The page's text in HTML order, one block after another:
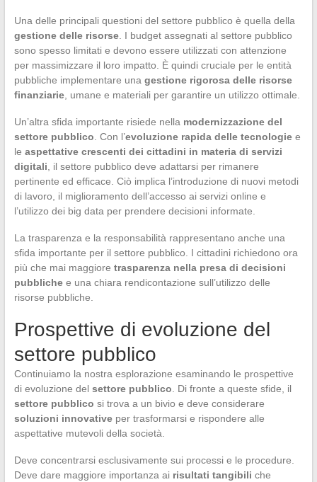
Una delle principali questioni del settore pubblico è quella della
gestione delle risorse. I budget assegnati al settore pubblico
sono spesso limitati e devono essere utilizzati con attenzione
per massimizzare il loro impatto. È quindi cruciale per le entità
pubbliche implementare una gestione rigorosa delle risorse
finanziarie, umane e materiali per garantire un utilizzo ottimale.
Un’altra sfida importante risiede nella modernizzazione del
settore pubblico . Con l’evoluzione rapida delle tecnologiee
le aspettative crescenti dei cittadini in materia di servizi
digitali , il settore pubblico deve adattarsi per rimanere
pertinente ed efficace. Ciò implica l’introduzione di nuovi metodi
di lavoro, il miglioramento dell’accesso ai servizi online e
l’utilizzo dei big data per prendere decisioni informate.
La trasparenza e la responsabilità rappresentano anche una
sfida importante per il settore pubblico. I cittadini richiedono ora
più che mai maggiore trasparenza nella presa di decisioni
pubblichee una chiara rendicontazione sull’utilizzo delle
risorse pubbliche.
Prospettive di evoluzione del
settore pubblico
Continuiamo la nostra esplorazione esaminando le prospettive
di evoluzione del settore pubblico . Di fronte a queste sfide, il
settore pubblico si trova a un bivio e deve considerare
soluzioni innovativeper trasformarsi e rispondere alle
aspettative mutevoli della società.
Deve concentrarsi esclusivamente sui processi e le procedure.
Deve dare maggiore importanza ai risultati tangibili che